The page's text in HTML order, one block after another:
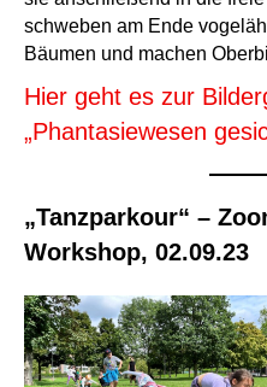
schweben am Ende
Bäumen und machen
Hier geht es zur
„Phantasiewesen
„Tanzparkour“ –
Workshop, 02.09.23